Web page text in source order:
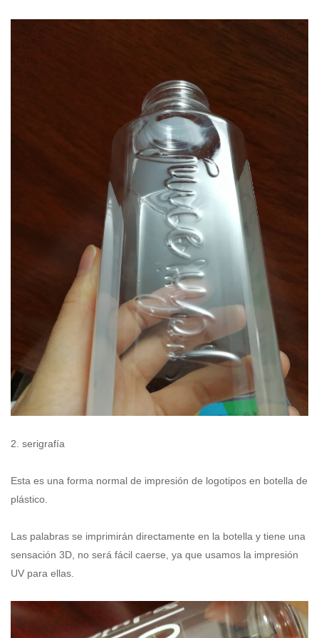
2. serigrafía
Esta es una forma normal de impresión de logotipos en botella de
plástico.
Las palabras se imprimirán directamente en la botella y tiene una
sensación 3D, no será fácil caerse, ya que usamos la impresión
UV para ellas.